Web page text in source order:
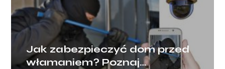
Jak zabezpieczyć dom przed
włamaniem? Poznaj